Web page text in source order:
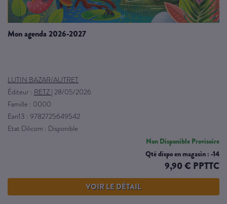
mon agenda 2026-2027
LUTIN BAZAR/AUTRET
Éditeur : RETZ 28/05/2026
Famille : 0000
Ean13 : 9782725649542
Etat Dilicom : Disponible
Non Disponible Provisoire
Qté dispo en magasin : -14
9,90 € PPTTC
VOIR LE DÉTAIL